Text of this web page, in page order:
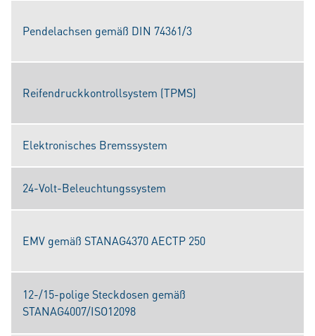
Pendelachsen gemäß DIN 74361/3
Reifendruckkontrollsystem (TPMS)
Elektronisches Bremssystem
24-Volt-Beleuchtungssystem
EMV gemäß STANAG4370 AECTP 250
12-/15-polige Steckdosen gemäß
STANAG4007/ISO12098